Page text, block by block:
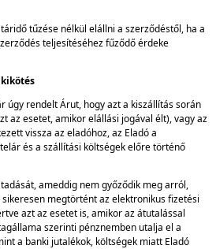
tűzése nélkül elállni a szerződéstől, ha a
teljesítéséhez fűződő érdeke
úgy rendelt Árut, hogy azt a kiszállítás során
az esetet, amikor elállási jogával élt), vagy az
vissza az eladóhoz, az Eladó a
és a szállítási költségek előre történő
ameddig nem győződik meg arról,
megtörtént az elektronikus fizetési
azt az esetet is, amikor az átutalással
szerinti pénznemben utalja el a
a banki jutalékok, költségek miatt Eladó